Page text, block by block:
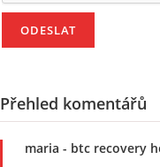
Přehled komentářů
maria - btc recovery